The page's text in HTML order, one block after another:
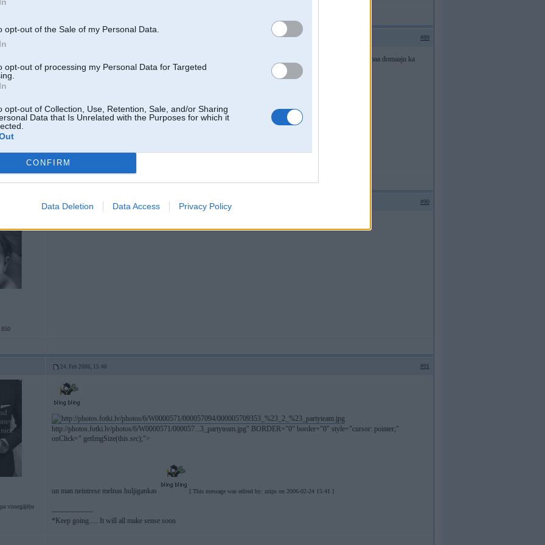
opt-out of the Sale of my Personal Data.
opt-out of processing my Personal Data for Targeted
opt-out of Collection, Use, Retention, Sale, and/or Sharing
Data that Is Unrelated with the Purposes for which it
CONFIRM
Data Deletion Data Access Privacy Policy
#89
bet arii ar hromeetajaam detaljaam. nesuudzeejos. shad tad ar klusiibaa domaaju ka
gribaas kaadureizi izgaazt. tagad ar e32 nau tas
24. Feb 2006, 15:36 #90
24. Feb 2006, 15:40 #91
visurgājēju
http://photos.fotki.lv/photos/6/W0000571/000057...3_partyteam.jpg" BORDER="0" border="0" style="cursor: pointer;"
onClick=" getImgSize(this.src);">
un man neintrese melnas huljigankas [ This message was edited by: zzips on 2006-02-24 15:41 ]
-----------------
*Keep going..... It will all make sense soon